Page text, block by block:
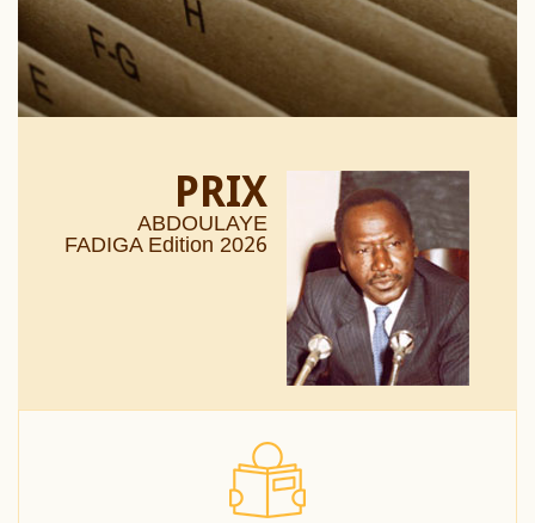
PRIX
ABDOULAYE
FADIGA Edition 2026